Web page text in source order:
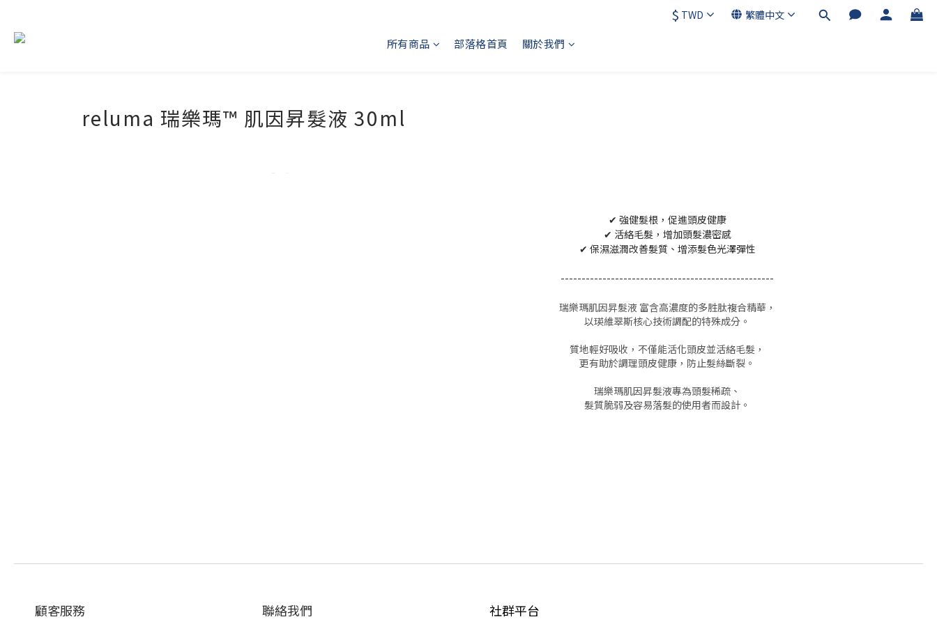
$ TWD 繁體中文
所有商品 部落格首頁 關於我們
reluma 瑞樂瑪™︎ 肌因昇髮液 30ml
✔ 強健髮根，促進頭皮健康
✔ 活絡毛髮，增加頭髮濃密感
✔ 保濕滋潤改善髮質、增添髮色光澤彈性
---------------------------------------------------
瑞樂瑪肌因昇髮液 富含高濃度的多胜肽複合精華，
以瑛維翠斯核心技術調配的特殊成分。
質地輕好吸收，不僅能活化頭皮並活絡毛髮，
更有助於調理頭皮健康，防止髮絲斷裂。
瑞樂瑪肌因昇髮液專為頭髮稀疏、
髮質脆弱及容易落髮的使用者而設計。
顧客服務 聯絡我們 社群平台